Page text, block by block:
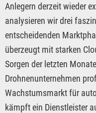
Anlegern derzeit wieder
analysieren wir drei
entscheidenden
überzeugt mit starken
Sorgen der letzten
Drohnenunternehmen
Wachstumsmarkt für
kämpft ein Dienstleister